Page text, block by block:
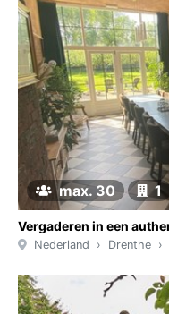
max. 30 1
Nederland Drenthe